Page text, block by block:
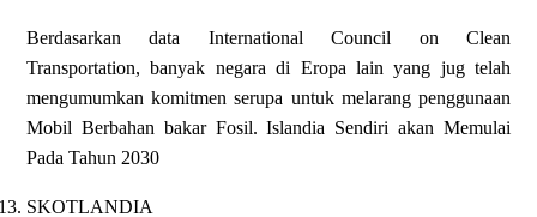
Berdasarkan data International Council on Clean
Transportation, banyak negara di Eropa lain yang jug telah
mengumumkan komitmen serupa untuk melarang penggunaan
Mobil Berbahan bakar Fosil. Islandia Sendiri akan Memulai
Pada Tahun 2030
SKOTLANDIA